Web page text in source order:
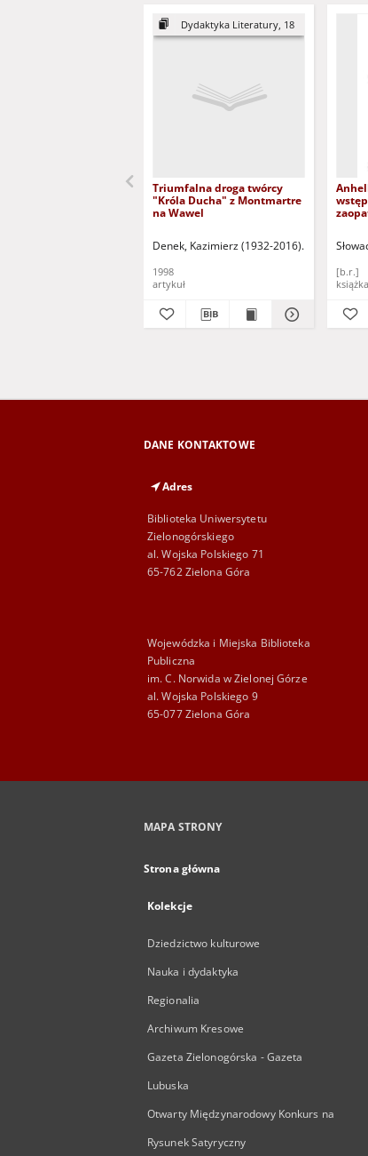
Dydaktyka Literatury, 18
Triumfalna droga twórcy
"Króla Ducha" z Montmartre
na Wawel
Denek, Kazimierz (1932-2016)
1998
artykuł
[b.r.]
książka
DANE KONTAKTOWE
Adres
Biblioteka Uniwersytetu
Zielonogórskiego
al. Wojska Polskiego 71
65-762 Zielona Góra
Wojewódzka i Miejska Biblioteka
Publiczna
im. C. Norwida w Zielonej Górze
al. Wojska Polskiego 9
65-077 Zielona Góra
MAPA STRONY
Strona główna
Kolekcje
Dziedzictwo kulturowe
Nauka i dydaktyka
Regionalia
Archiwum Kresowe
Gazeta Zielonogórska - Gazeta
Lubuska
Otwarty Międzynarodowy Konkurs na
Rysunek Satyryczny